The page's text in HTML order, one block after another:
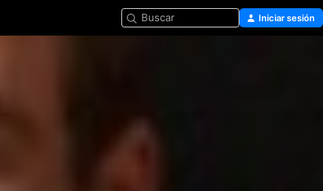
Buscar Iniciar sesión